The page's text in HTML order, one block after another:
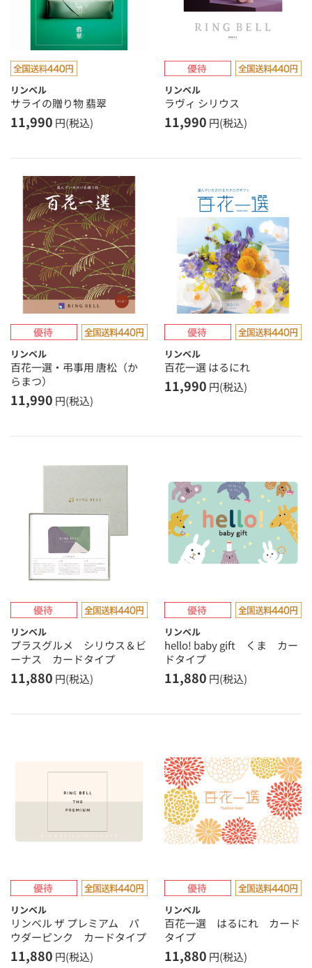
リンベル
サライの贈り物 翡翠
11,990 円(税込)
リンベル
ラヴィ シリウス
11,990 円(税込)
リンベル
百花一選・弔事用 唐松（か
らまつ）
11,990 円(税込)
リンベル
百花一選 はるにれ
11,990 円(税込)
リンベル
プラスグルメ シリウス＆ビ
ーナス カードタイプ
11,880 円(税込)
リンベル
hello! baby gift くま カー
ドタイプ
11,880 円(税込)
リンベル
リンベル ザ プレミアム パ
ウダーピンク カードタイプ
11,880 円(税込)
リンベル
百花一選 はるにれ カード
タイプ
11,880 円(税込)